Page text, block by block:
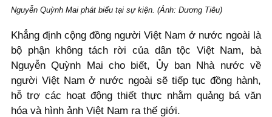
Nguyễn Quỳnh Mai phát biểu tại sự kiện. (Ảnh: Dương Tiêu)
Khẳng định cộng đồng người Việt Nam ở nước ngoài là
bộ phận không tách rời của dân tộc Việt Nam, bà
Nguyễn Quỳnh Mai cho biết, Ủy ban Nhà nước về
người Việt Nam ở nước ngoài sẽ tiếp tục đồng hành,
hỗ trợ các hoạt động thiết thực nhằm quảng bá văn
hóa và hình ảnh Việt Nam ra thế giới.